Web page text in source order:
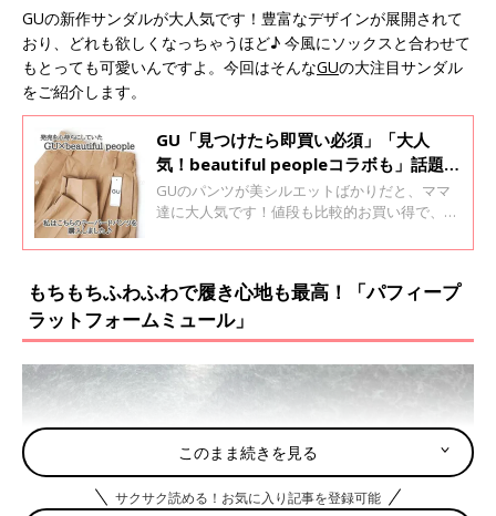
GUの新作サンダルが大人気です！豊富なデザインが展開されて
おり、どれも欲しくなっちゃうほど♪ 今風にソックスと合わせて
もとっても可愛いんですよ。今回はそんなGUの大注目サンダル
をご紹介します。
GU「見つけたら即買い必須」「大人
気！beautiful peopleコラボも」話題の
パンツ5選
GUのパンツが美シルエットばかりだと、ママ
達に大人気です！値段も比較的お買い得で、形
peopleとのコラボパンツも即買い必須です。
てみました。
もちもちふわふわで履き心地も最高！「パフィープ
ラットフォームミュール」
このまま続きを見る
サクサク読める！お気に入り記事を登録可能